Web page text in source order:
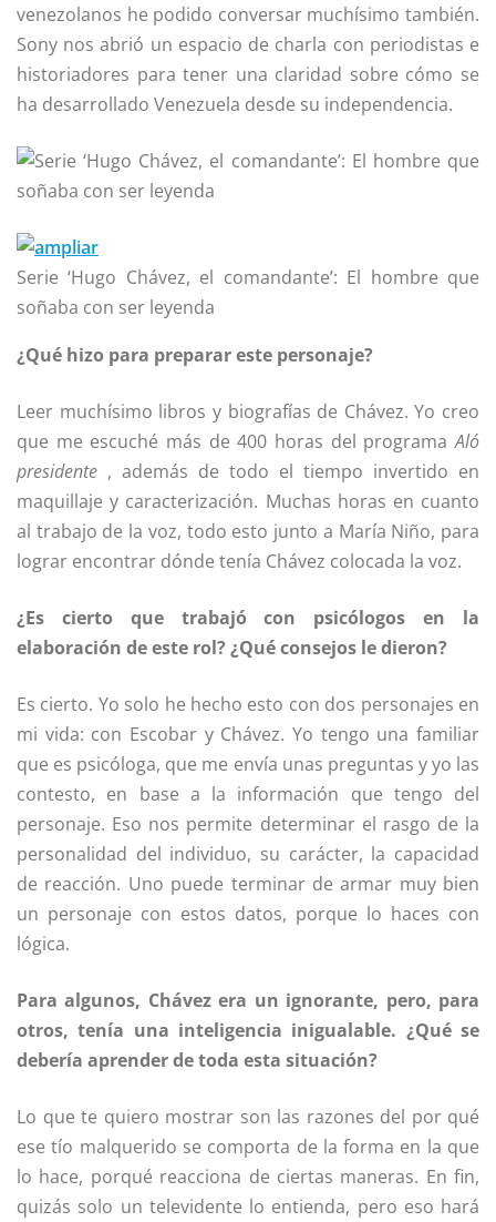
venezolanos he podido conversar muchísimo también.
Sony nos abrió un espacio de charla con periodistas e
historiadores para tener una claridad sobre cómo se
ha desarrollado Venezuela desde su independencia.
Serie ‘Hugo Chávez, el comandante’: El hombre que
soñaba con ser leyenda
¿Qué hizo para preparar este personaje?
Leer muchísimo libros y biografías de Chávez. Yo creo
que me escuché más de 400 horas del programaAló
presidente , además de todo el tiempo invertido en
maquillaje y caracterización. Muchas horas en cuanto
al trabajo de la voz, todo esto junto a María Niño, para
lograr encontrar dónde tenía Chávez colocada la voz.
¿Es cierto que trabajó con psicólogos en la
elaboración de este rol? ¿Qué consejos le dieron?
Es cierto. Yo solo he hecho esto con dos personajes en
mi vida: con Escobar y Chávez. Yo tengo una familiar
que es psicóloga, que me envía unas preguntas y yo las
contesto, en base a la información que tengo del
personaje. Eso nos permite determinar el rasgo de la
personalidad del individuo, su carácter, la capacidad
de reacción. Uno puede terminar de armar muy bien
un personaje con estos datos, porque lo haces con
lógica.
Para algunos, Chávez era un ignorante, pero, para
otros, tenía una inteligencia inigualable. ¿Qué se
debería aprender de toda esta situación?
Lo que te quiero mostrar son las razones del por qué
ese tío malquerido se comporta de la forma en la que
lo hace, porqué reacciona de ciertas maneras. En fin,
quizás solo un televidente lo entienda, pero eso hará